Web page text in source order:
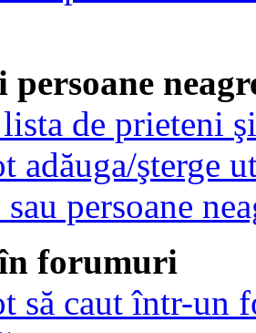
persoane
de prieteni
adăuga/şterge
persoane
forumuri
să caut într-un